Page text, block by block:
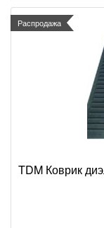
Распродажа
TDM Коврик